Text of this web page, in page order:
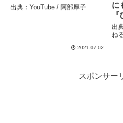
出典：YouTube / 阿部厚子
2021.07.02
に
to
出
ね
スポンサー